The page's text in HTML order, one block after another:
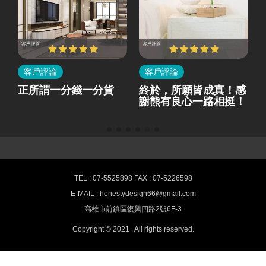
客戶評論
正所謂一分錢一分貨
客戶評論
終於，所願皆成真！感
謝熊有良心一路相挺！
熊有良心室內設計-最新消息
高雄室內設計,空間裝潢推薦 HONESTY
Interior design
TEL : 07-5525898 FAX : 07-5226598
E-MAIL : honestydesign66@gmail.com
高雄市前鎮區復興四路2號6F-3
Copyright © 2021 . All rights reserved.